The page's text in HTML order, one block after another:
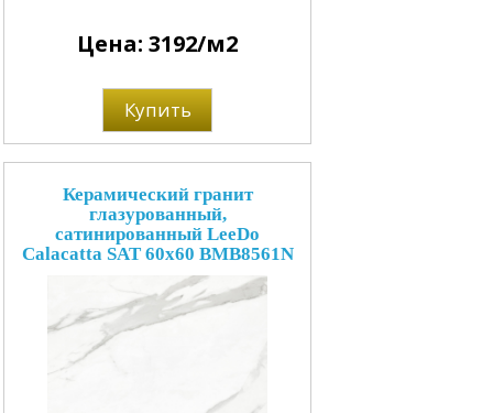
Цена: 3192/м2
Купить
Керамический гранит
глазурованный,
сатинированный LeeDo
Calacatta SAT 60x60 BMB8561N